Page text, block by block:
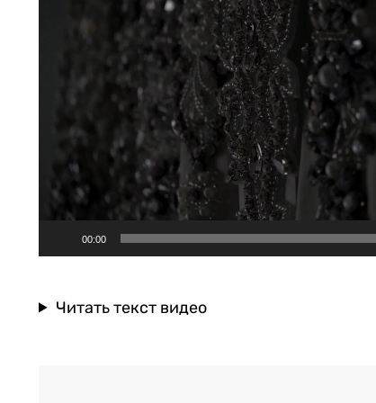
00:00
Читать текст видео